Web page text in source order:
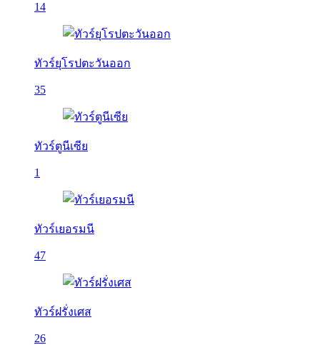
14
ทัวร์ยุโรปตะวันออก
35
ทัวร์ตูนีเซีย
1
ทัวร์เยอรมนี
47
ทัวร์ฝรั่งเศส
26